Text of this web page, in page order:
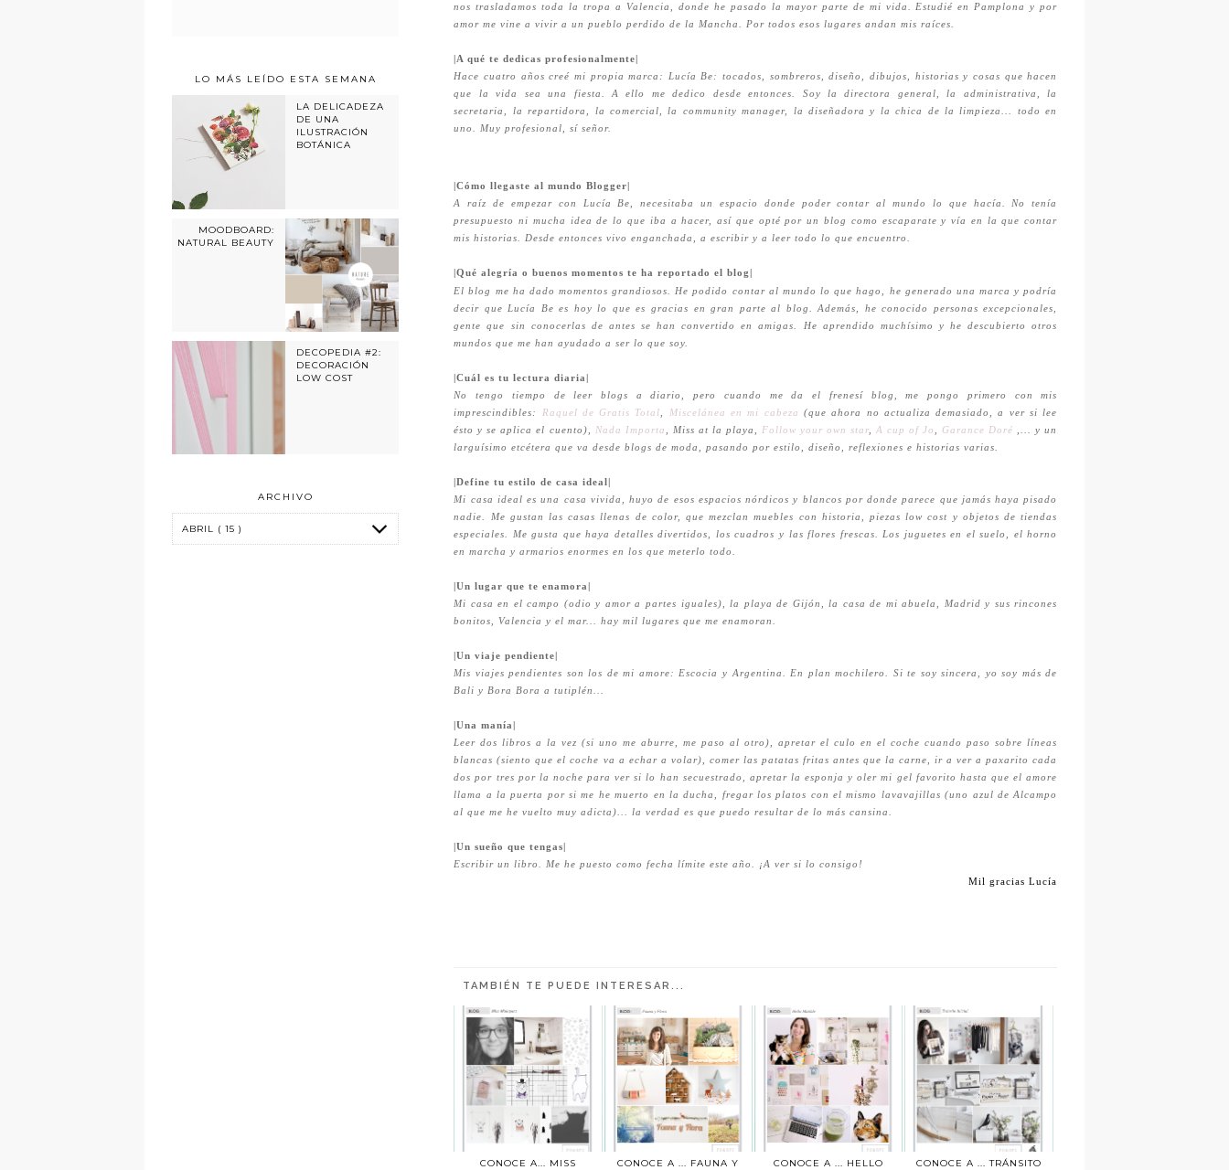
nos trasladamos toda la tropa a Valencia, donde he pasado la mayor parte de mi vida. Estudié en Pamplona y por
amor me vine a vivir a un pueblo perdido de la Mancha. Por todos esos lugares andan mis raíces.
|A qué te dedicas profesionalmente|
Hace cuatro años creé mi propia marca: Lucía Be: tocados, sombreros, diseño, dibujos, historias y cosas que hacen
que la vida sea una fiesta. A ello me dedico desde entonces. Soy la directora general, la administrativa, la
secretaria, la repartidora, la comercial, la community manager, la diseñadora y la chica de la limpieza... todo en
uno. Muy profesional, sí señor.
|Cómo llegaste al mundo Blogger|
A raíz de empezar con Lucía Be, necesitaba un espacio donde poder contar al mundo lo que hacía. No tenía
presupuesto ni mucha idea de lo que iba a hacer, así que opté por un blog como escaparate y vía en la que contar
mis historias. Desde entonces vivo enganchada, a escribir y a leer todo lo que encuentro.
|Qué alegría o buenos momentos te ha reportado el blog|
El blog me ha dado momentos grandiosos. He podido contar al mundo lo que hago, he generado una marca y podría
decir que Lucía Be es hoy lo que es gracias en gran parte al blog. Además, he conocido personas excepcionales,
gente que sin conocerlas de antes se han convertido en amigas. He aprendido muchísimo y he descubierto otros
mundos que me han ayudado a ser lo que soy.
|Cuál es tu lectura diaria|
No tengo tiempo de leer blogs a diario, pero cuando me da el frenesí blog, me pongo primero con mis
imprescindibles:
Raquel de Gratis Total Miscelánea en mi cabeza
(que ahora no actualiza demasiado, a ver si lee
ésto y se aplica el cuento),
Nada Importa , Miss at la playa, Follow your own star, A cup of Jo Garance Doré
... y un
larguísimo etcétera que va desde blogs de moda, pasando por estilo, diseño, reflexiones e historias varias.
|Define tu estilo de casa ideal|
Mi casa ideal es una casa vivida, huyo de esos espacios nórdicos y blancos por donde parece que jamás haya pisado
nadie. Me gustan las casas llenas de color, que mezclan muebles con historia, piezas low cost y objetos de tiendas
especiales. Me gusta que haya detalles divertidos, los cuadros y las flores frescas. Los juguetes en el suelo, el horno
en marcha y armarios enormes en los que meterlo todo.
|Un lugar que te enamora|
Mi casa en el campo (odio y amor a partes iguales) , la playa de Gijón, la casa de mi abuela, Madrid y sus rincones
bonitos, Valencia y el mar... hay mil lugares que me enamoran.
|Un viaje pendiente|
Mis viajes pendientes son los de mi amore: Escocia y Argentina. En plan mochilero. Si te soy sincera, yo soy más de
Bali y Bora Bora a tutiplén...
|Una manía|
Leer dos libros a la vez (si uno me aburre, me paso al otro), apretar el culo en el coche cuando paso sobre líneas
blancas (siento que el coche va a echar a volar), comer las patatas fritas antes que la carne, ir a ver a paxarito cada
dos por tres por la noche para ver si lo han secuestrado, apretar la esponja y oler mi gel favorito hasta que el amore
llama a la puerta por si me he muerto en la ducha, fregar los platos con el mismo lavavajillas (uno azul de Alcampo
al que me he vuelto muy adicta)... la verdad es que puedo resultar de lo más cansina.
|Un sueño que tengas|
Escribir un libro. Me he puesto como fecha límite este año. ¡A ver si lo consigo!
Mil gracias Lucía
TAMBIÉN TE PUEDE INTERESAR...
CONOCE A... MISS
CONOCE A ... FAUNA Y
CONOCE A ... HELLO
CONOCE A ... TRÁNSITO
LO MÁS LEÍDO ESTA SEMANA
LA DELICADEZA
DE UNA
ILUSTRACIÓN
BOTÁNICA
MOODBOARD:
NATURAL BEAUTY
DECOPEDIA #2:
DECORACIÓN
LOW COST
ARCHIVO